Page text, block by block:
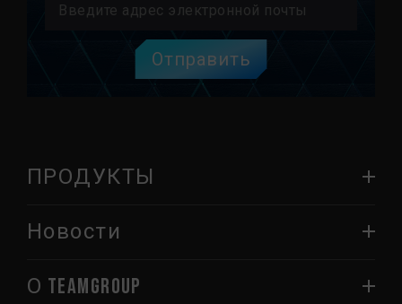
Отправить
ПРОДУКТЫ
Новости
О TEAMGROUP